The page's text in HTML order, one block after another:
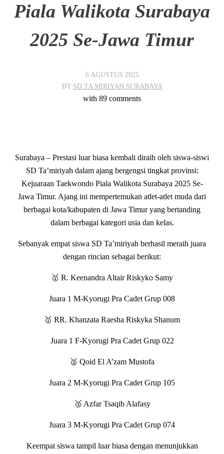
Piala Walikota Surabaya
2025 Se-Jawa Timur
6 AGUSTUS 2025
BY SD TA’MIRIYAH SURABAYA
with 89 comments
Surabaya – Prestasi luar biasa kembali diraih oleh siswa-siswi
SD Ta’miriyah dalam ajang bergengsi tingkat provinsi:
Kejuaraan Taekwondo Piala Walikota Surabaya 2025 Se-
Jawa Timur. Ajang ini mempertemukan atlet-atlet muda dari
berbagai kota/kabupaten di Jawa Timur yang bertanding
dalam berbagai kategori usia dan kelas.
Sebanyak empat siswa SD Ta’miriyah berhasil meraih juara
dengan rincian sebagai berikut:
🥇 R. Keenandra Altair Riskyko Samy
Juara 1 M-Kyorugi Pra Cadet Grup 008
🥇 RR. Khanzata Raesha Riskyka Shanum
Juara 1 F-Kyorugi Pra Cadet Grup 022
🥈 Qoid El A’zam Mustofa
Juara 2 M-Kyorugi Pra Cadet Grup 105
🥉 Azfar Tsaqib Alafasy
Juara 3 M-Kyorugi Pra Cadet Grup 074
Keempat siswa tampil luar biasa dengan menunjukkan